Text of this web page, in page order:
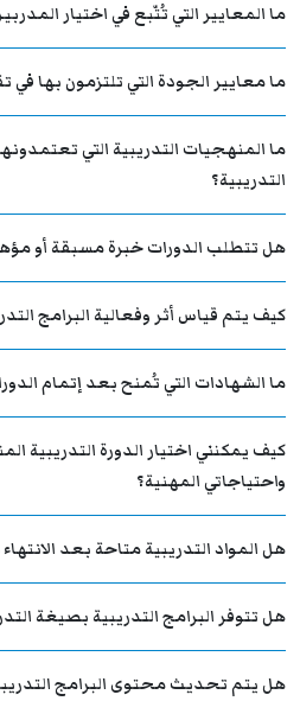
ما المعايير التي تُتّبع في اختيار
ما معايير الجودة التي تلتزمون بها في
ما المنهجيات التدريبية التي
التدريبية؟
هل تتطلب الدورات خبرة مسبقة أو
كيف يتم قياس أثر وفعالية البرامج
ما الشهادات التي تُمنح بعد إتمام
كيف يمكنني اختيار الدورة التدريبية
واحتياجاتي المهنية؟
هل المواد التدريبية متاحة بعد
هل تتوفر البرامج التدريبية بصيغة
هل يتم تحديث محتوى البرامج